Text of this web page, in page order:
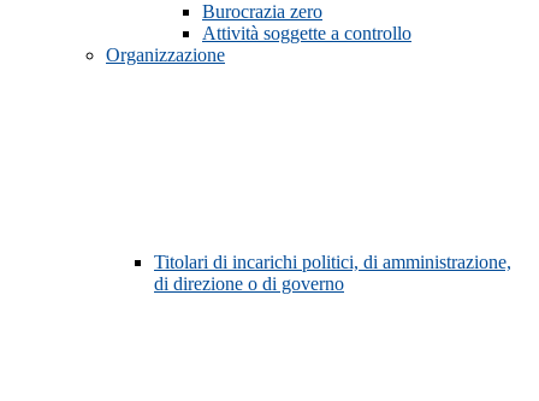
Burocrazia zero
Attività soggette a controllo
Organizzazione
Titolari di incarichi politici, di amministrazione,
di direzione o di governo